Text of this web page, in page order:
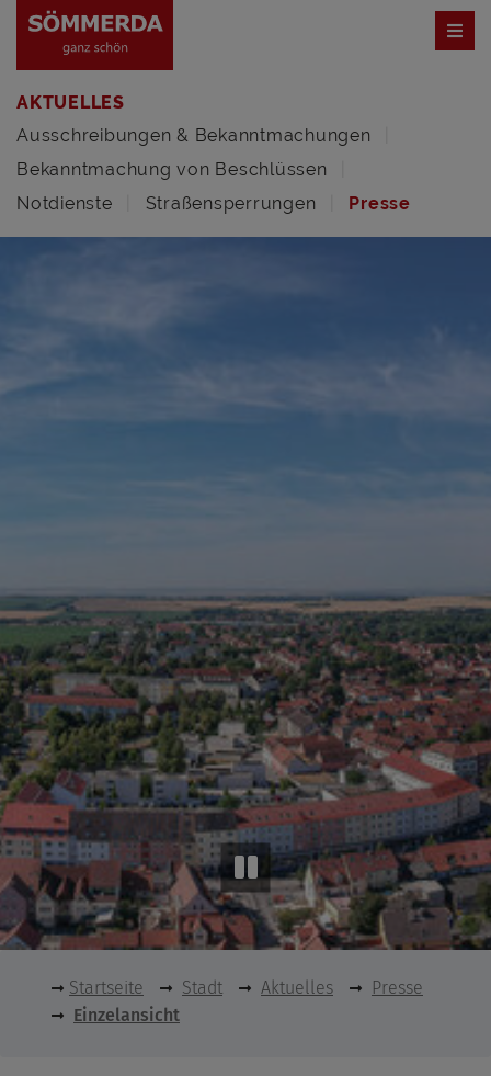
AKTUELLES
Ausschreibungen & Bekanntmachungen
Bekanntmachung von Beschlüssen
Notdienste
Straßensperrungen Presse
Startseite Stadt Aktuelles
Presse
Einzelansicht